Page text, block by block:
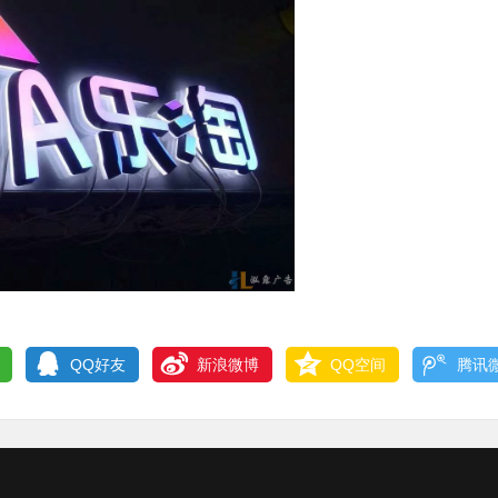
QQ好友 新浪微博 QQ空间 腾讯